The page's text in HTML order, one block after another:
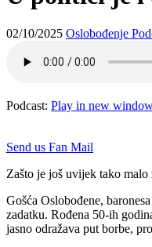
02/10/2025 Oslobođenje
Podcast: Play in new
Send us Fan Mail
Zašto je još uvijek tako
Gošća Oslobođene,
zadatku. Rođena 50-ih
jasno odražava put borbe,